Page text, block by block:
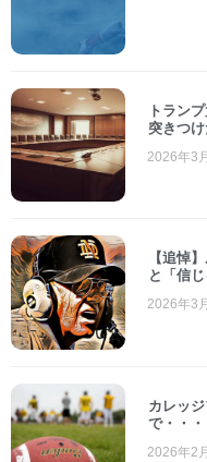
トラン
突きつ
2026年3
【追悼
と「信じ
2026年3
カレッ
で・・・
2026年2